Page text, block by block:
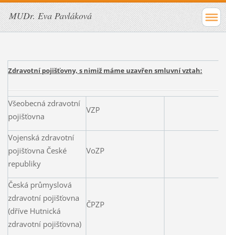
MUDr. Eva Pavláková
Zdravotní pojišťovny, s nimiž máme uzavřen smluvní vztah:
Všeobecná zdravotní
pojišťovna
VZP
Vojenská zdravotní
pojišťovna České
republiky
VoZP
Česká průmyslová
zdravotní pojišťovna
(dříve Hutnická
zdravotní pojišťovna)
ČPZP